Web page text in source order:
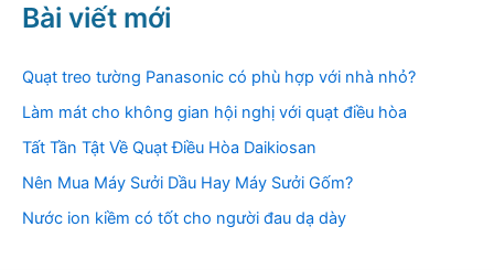
Bài viết mới
Quạt treo tường Panasonic có phù hợp với nhà nhỏ?
Làm mát cho không gian hội nghị với quạt điều hòa
Tất Tần Tật Về Quạt Điều Hòa Daikiosan
Nên Mua Máy Sưởi Dầu Hay Máy Sưởi Gốm?
Nước ion kiềm có tốt cho người đau dạ dày